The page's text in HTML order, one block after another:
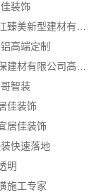
装饰
高端定制
智装
佳装饰
居佳装饰
快速落地
明
施工专家